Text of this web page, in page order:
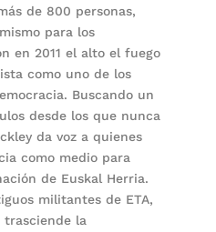
de 800 personas,
para los
en 2011 el alto el fuego
como uno de los
Buscando un
desde los que nunca
da voz a quienes
como medio para
de Euskal Herria.
militantes de ETA,
trasciende la